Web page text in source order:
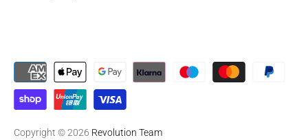
Copyright © 2026 Revolution Team